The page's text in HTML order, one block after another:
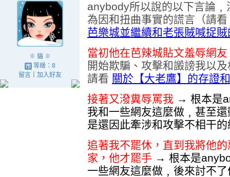
✽ 貓 ✽
等級：8
留言｜ 加入好友
anybody所以說的以下言論
為因和扭曲事實的謊言（請看
芭樂城並繼續和老張賊喊捉
當初他在芭辣城貼文羞辱網友
開始欺騙、攻擊和譭謗我以
請看 關於【大老鷹】的存證
接著又潑糞辱罵我 → 根本是
我和一些網友這麼做﹐甚至
是還因此牽涉和攻擊不相干
追著我不罷休，直到我將他
家，他才罷手 → 根本是
一些網友這麼做﹐後來討不